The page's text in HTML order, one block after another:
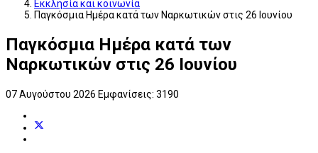
Εκκλησία και κοινωνία
Παγκόσμια Ημέρα κατά των Ναρκωτικών στις 26 Ιουνίου
Παγκόσμια Ημέρα κατά των
Ναρκωτικών στις 26 Ιουνίου
07 Αυγούστου 2026 Εμφανίσεις: 3190